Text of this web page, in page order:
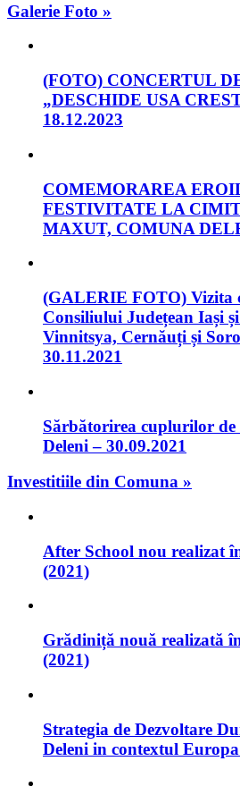
Galerie Foto »
(FOTO) CONCERTUL
„DESCHIDE USA
18.12.2023
COMEMORAREA
FESTIVITATE LA
MAXUT, COMUNA
(GALERIE FOTO) Vizita
Consiliului Județean Iași
Vinnitsya, Cernăuți și
30.11.2021
Sărbătorirea cuplurilor
Deleni – 30.09.2021
Investitiile din Comuna »
After School nou realizat
(2021)
Grădiniță nouă realizată
(2021)
Strategia de Dezvoltare
Deleni in contextul